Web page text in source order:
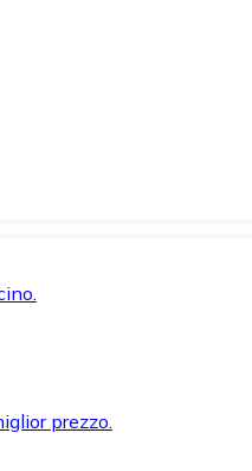
prezzo.